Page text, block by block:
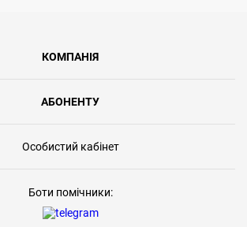
КОМПАНІЯ
АБОНЕНТУ
Особистий кабінет
Боти помічники: